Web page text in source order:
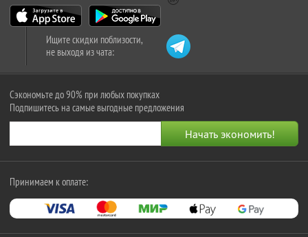
Ищите скидки поблизости,
не выходя из чата:
Сэкономьте до 90% при любых покупках
Подпишитесь на самые выгодные предложения
Принимаем к оплате: